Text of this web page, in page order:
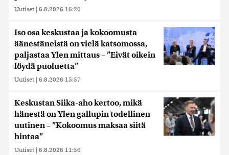
Uutiset | 6.8.2026 16:20
Iso osa keskustaa ja kokoomusta
äänestäneistä on vielä katsomossa,
paljastaa Ylen mittaus – ”Eivät oikein
löydä puoluetta”
Uutiset | 6.8.2026 15:57
Keskustan Siika-aho kertoo, mikä
hänestä on Ylen gallupin todellinen
uutinen – ”Kokoomus maksaa siitä
hintaa”
Uutiset | 6.8.2026 11:56